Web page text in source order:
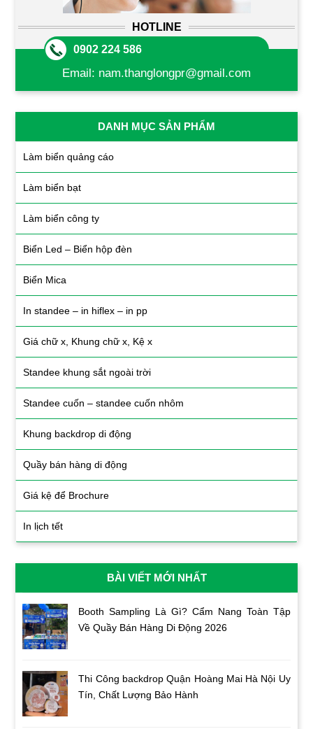
HOTLINE
0902 224 586
Email: nam.thanglongpr@gmail.com
DANH MỤC SẢN PHẨM
Làm biển quảng cáo
Làm biển bạt
Làm biển công ty
Biển Led – Biển hộp đèn
Biển Mica
In standee – in hiflex – in pp
Giá chữ x, Khung chữ x, Kệ x
Standee khung sắt ngoài trời
Standee cuốn – standee cuốn nhôm
Khung backdrop di động
Quầy bán hàng di động
Giá kệ để Brochure
In lịch tết
BÀI VIẾT MỚI NHẤT
Booth Sampling Là Gì? Cẩm Nang Toàn Tập
Về Quầy Bán Hàng Di Động 2026
Thi Công backdrop Quận Hoàng Mai Hà Nội Uy
Tín, Chất Lượng Bảo Hành